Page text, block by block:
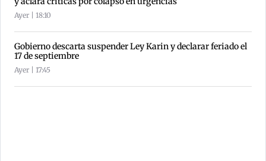
Ayer | 18:10
Gobierno descarta suspender Ley Karin y declarar feriado el
17 de septiembre
Ayer | 17:45